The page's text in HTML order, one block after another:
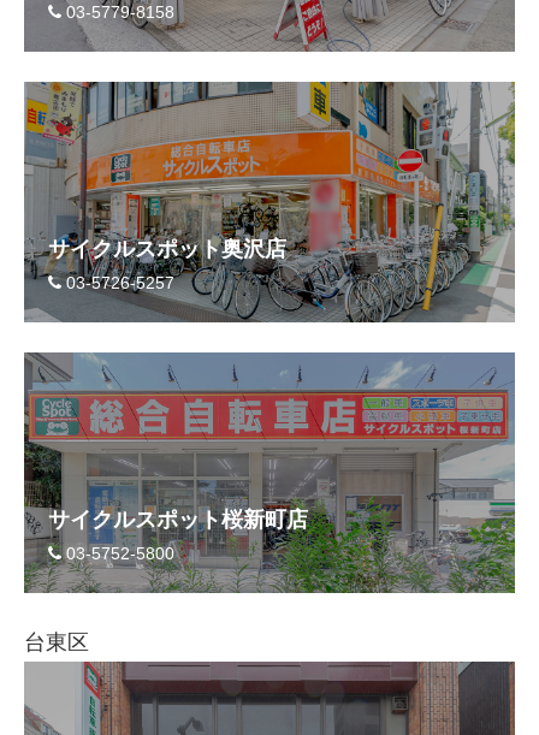
03-5779-8158
サイクルスポット奥沢店
03-5726-5257
サイクルスポット桜新町店
03-5752-5800
台東区